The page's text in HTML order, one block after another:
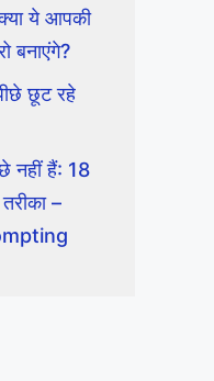
ये आपकी
बनाएंगे?
छूट रहे
नहीं हैं: 18
–